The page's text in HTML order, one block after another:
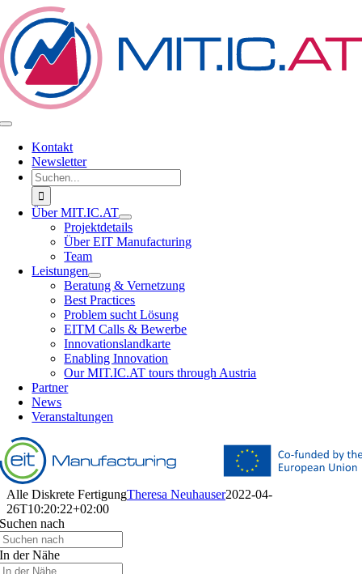
Zum
Inhalt
springen
Toggle
NavigationKontakt
Newsletter
Suche
nach:
Über MIT.IC.AT
Projektdetails
Über EIT Manufacturing
Team
Leistungen
Beratung & Vernetzung
Best Practices
Problem sucht Lösung
EITM Calls & Bewerbe
Innovationslandkarte
Enabling Innovation
Our MIT.IC.AT tours through Austria
Partner
News
Veranstaltungen
Alle Diskrete FertigungTheresa Neuhauser2022-04-
26T10:20:22+02:00
Suchen nach
In der Nähe